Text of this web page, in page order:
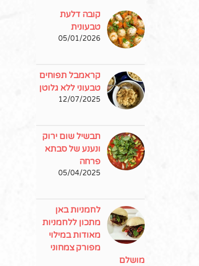
קובה דלעת
טבעונית
05/01/2026
קראמבל תפוחים
טבעוני ללא גלוטן
12/07/2025
תבשיל שום ירוק
ונענע של סבתא
פרחה
05/04/2025
לחמניות באן
מתכון ללחמניות
מאודות במילוי
מפורק צמחוני
מושלם